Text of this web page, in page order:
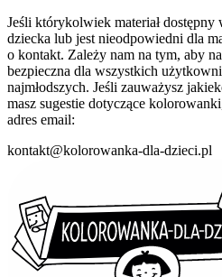
Jeśli którykolwiek materiał dostępny
dziecka lub jest nieodpowiedni dla
o kontakt. Zależy nam na tym, aby
bezpieczna dla wszystkich
najmłodszych. Jeśli zauważysz
masz sugestie dotyczące
adres email:
kontakt@kolorowanka-dla-dzieci.pl